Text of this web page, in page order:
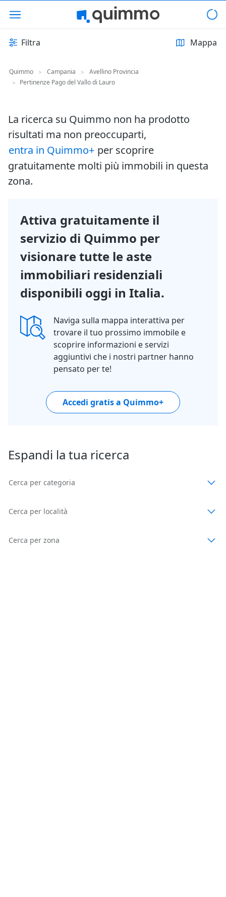
Filtra Mappa
Quimmo > Campania >
Avellino Provincia
> Pertinenze Pago del Vallo di Lauro
La ricerca su Quimmo non ha prodotto
risultati ma non preoccuparti,
entra in Quimmo+ per scoprire
gratuitamente molti più immobili in questa
zona.
Attiva gratuitamente il
servizio di Quimmo per
visionare tutte le aste
immobiliari residenziali
disponibili oggi in Italia.
Naviga sulla mappa interattiva per
trovare il tuo prossimo immobile e
scoprire informazioni e servizi
aggiuntivi che i nostri partner hanno
pensato per te!
Accedi gratis a Quimmo+
Espandi la tua ricerca
Cerca per categoria
Cerca per località
Cerca per zona